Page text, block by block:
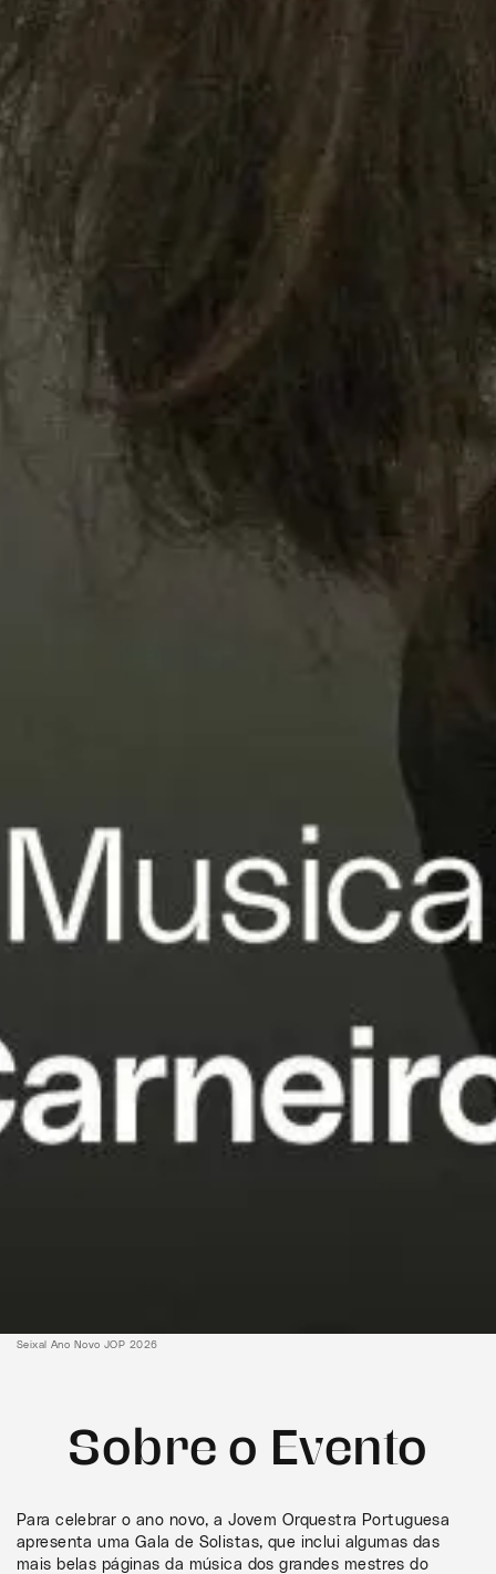
Seixal Ano Novo JOP 2026
Sobre o Evento
Para celebrar o ano novo, a Jovem Orquestra Portuguesa
apresenta uma Gala de Solistas, que inclui algumas das
mais belas páginas da música dos grandes mestres do